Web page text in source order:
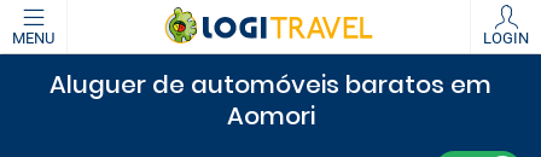
MENU LOGIN
Aluguer de automóveis baratos em
Aomori